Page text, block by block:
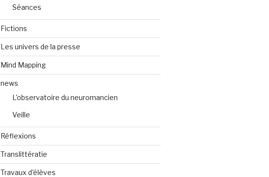
Séances
Fictions
Les univers de la presse
Mind Mapping
news
L'observatoire du neuromancien
Veille
Réflexions
Translittératie
Travaux d'élèves